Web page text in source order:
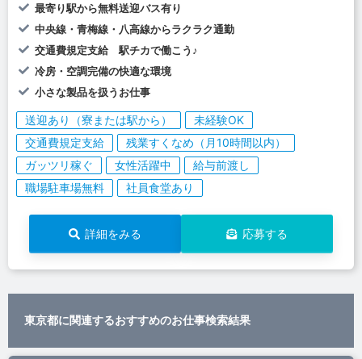
最寄り駅から無料送迎バス有り
中央線・青梅線・八高線からラクラク通勤
交通費規定支給 駅チカで働こう♪
冷房・空調完備の快適な環境
小さな製品を扱うお仕事
送迎あり（寮または駅から）
未経験OK
交通費規定支給
残業すくなめ（月10時間以内）
ガッツリ稼ぐ
女性活躍中
給与前渡し
職場駐車場無料
社員食堂あり
詳細をみる 応募する
東京都に関連するおすすめのお仕事検索結果